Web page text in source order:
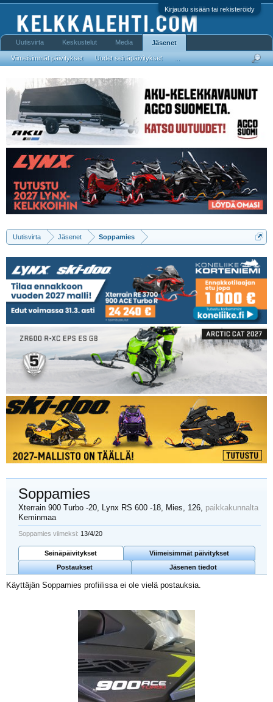
Kirjaudu sisään tai rekisteröidy
Uutisvirta Jäsenet Soppamies
Soppamies
Xterrain 900 Turbo -20, Lynx RS 600 -18 , Mies, 126, paikkakunnalta
Keminmaa
Soppamies viimeksi: 13/4/20
Seinäpäivitykset
Viimeisimmät päivitykset
Postaukset
Jäsenen tiedot
Käyttäjän Soppamies profiilissa ei ole vielä postauksia.
Uutisvirta Keskustelut Media Jäsenet
Viimeisimmät päivitykset Uudet seinäpäivitykset